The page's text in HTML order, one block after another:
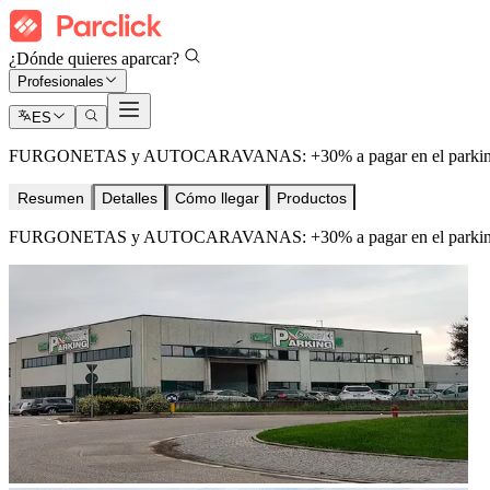
¿Dónde quieres aparcar?
Profesionales
ES
FURGONETAS y AUTOCARAVANAS: +30% a pagar en el
Resumen Detalles Cómo llegar Productos
FURGONETAS y AUTOCARAVANAS: +30% a pagar en el